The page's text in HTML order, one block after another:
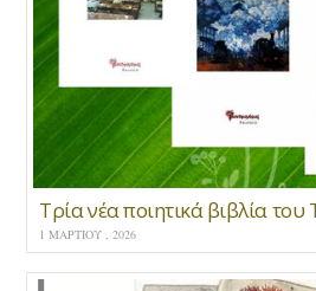
Τρία νέα ποιητικά βιβλία
1 ΜΑΡΤΊΟΥ , 2026